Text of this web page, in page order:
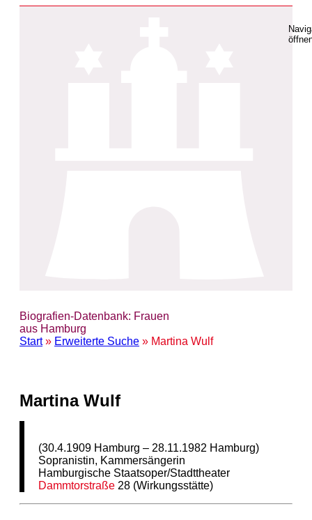
Biografien-Datenbank: Frauen
aus Hamburg
Start» Erweiterte Suche » Martina Wulf
Martina Wulf
(30.4.1909 Hamburg – 28.11.1982 Hamburg)
Sopranistin, Kammersängerin
Hamburgische Staatsoper/Stadttheater
Dammtorstraße 28 (Wirkungsstätte)